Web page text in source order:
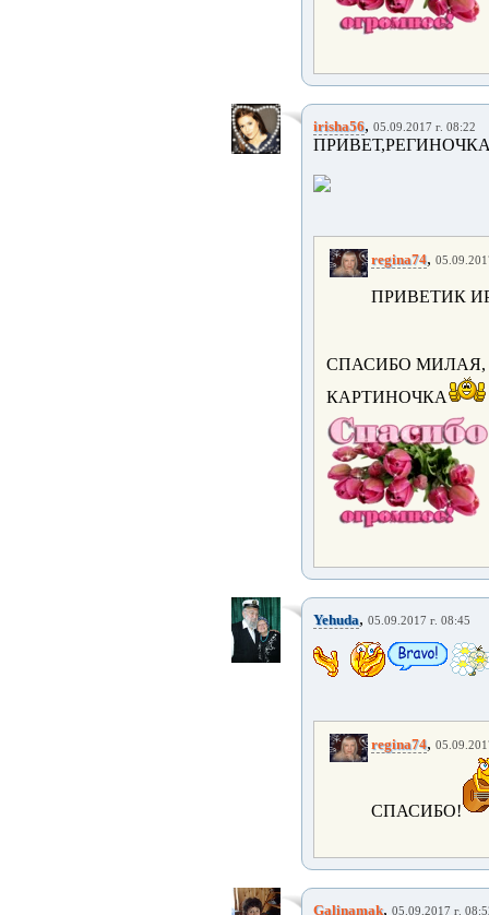
irisha56, 05.09.2017 г. 08:22
regina74,
ПРИВЕТИК
СПАСИБО МИЛАЯ,
КАРТИНОЧКА
Yehuda, 05.09.2017 г. 08:45
regina74,
СПАСИБО!
Galinamak, 05.09.2017 г.